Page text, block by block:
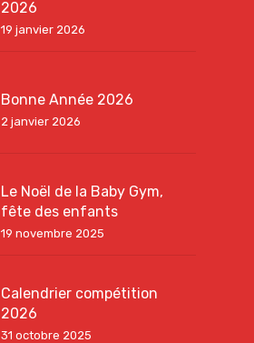
2026
19 janvier 2026
Bonne Année 2026
2 janvier 2026
Le Noël de la Baby Gym,
fête des enfants
19 novembre 2025
Calendrier compétition
2026
31 octobre 2025